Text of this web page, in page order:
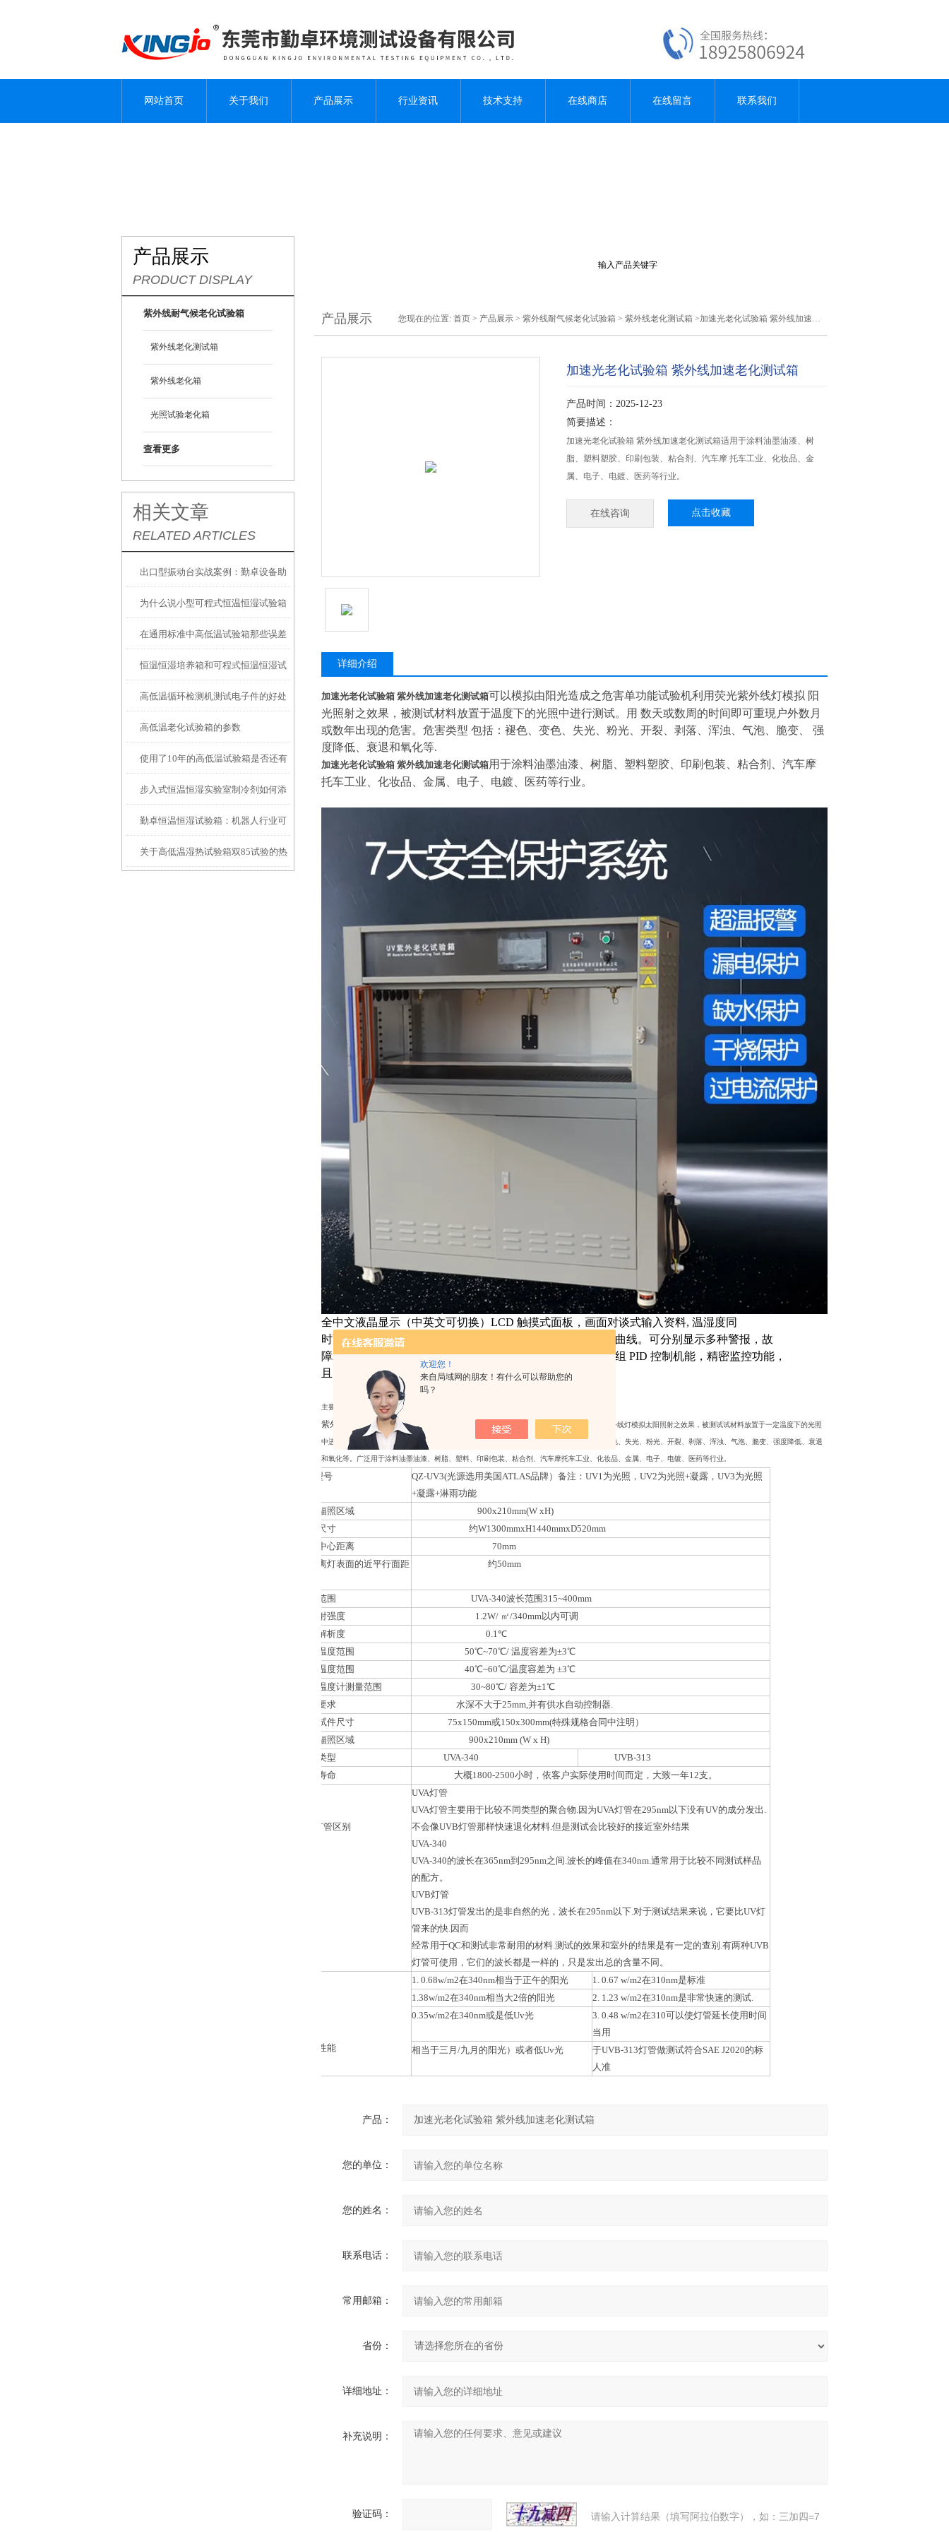
欢迎您！
来自局域网的朋友！有什么可以帮助您的
吗？
网站首页 关于我们 产品展示 行业资讯 技术支持 在线商店 在线留言 联系我们
产品展示
PRODUCT DISPLAY
紫外线耐气候老化试验箱
紫外线老化测试箱
紫外线老化箱
光照试验老化箱
查看更多
相关文章
RELATED ARTICLES
出口型振动台实战案例：勤卓设备助
力马来西亚厂商攻克手机振动测试难
题
为什么说小型可程式恒温恒湿试验箱
更适用于金属组件呢
在通用标准中高低温试验箱那些误差
是允许存在的呢
恒温恒湿培养箱和可程式恒温恒湿试
验箱的区别
高低温循环检测机测试电子件的好处
高低温老化试验箱的参数
使用了10年的高低温试验箱是否还有
维修的意义
步入式恒温恒湿实验室制冷剂如何添
加
勤卓恒温恒湿试验箱：机器人行业可
靠性验证的“隐形引擎”
关于高低温湿热试验箱双85试验的热
产品展示 您现在的位置: 首页 > 产品展示 > 紫外线耐气候老化试验箱 > 紫外线老化测试箱 >加速光老化试验箱 紫外线加速老化测试箱
加速光老化试验箱 紫外线加速老化测试箱
产品时间：2025-12-23
简要描述：
加速光老化试验箱 紫外线加速老化测试箱适用于涂料油墨油漆、树
脂、塑料塑胶、印刷包装、粘合剂、汽车摩 托车工业、化妆品、金
属、电子、电鍍、医药等行业。
在线咨询 点击收藏
详细介绍
加速光老化试验箱 紫外线加速老化测试箱可以模拟由阳光造成之危害单功能试验机利用荧光紫外线灯模拟 阳
光照射之效果，被测试材料放置于温度下的光照中进行测试。用 数天或数周的时间即可重現户外数月
或数年出现的危害。危害类型 包括：褪色、变色、失光、粉光、开裂、剥落、浑浊、气泡、脆变、 强
度降低、衰退和氧化等.
加速光老化试验箱 紫外线加速老化测试箱用于涂料油墨油漆、树脂、塑料塑胶、印刷包装、粘合剂、汽车摩
托车工业、化妆品、金属、电子、电鍍、医药等行业。
全中文液晶显示（中英文可切换）LCD 触摸式面板，画面对谈式输入资料, 温湿度同
时可程式控制,背光灯 17 段可调，曲线显示，设定值/显示值曲线。可分别显示多种警报，故
障发生时可通过屏幕显示故障，消除故障，消除误操作。多组 PID 控制机能，精密监控功能，
且以数据形式显示于屏幕上。
主要用途
紫外加速老化试验机 紫外线老化测试标准 模拟由阳光造成之危害，试验机利用荧光紫外线灯模拟太阳照射之效果，被测试试材料放置于一定温度下的光照
中进行测试用数天或数周的时间即可重现户外数月或数年出现危害。危害类型包括：褪色、变色、失光、粉光、开裂、剥落、浑浊、气泡、脆变、强度降低、衰退
和氧化等。广泛用于涂料油墨油漆、树脂、塑料、印刷包装、粘合剂、汽车摩托车工业、化妆品、金属、电子、电镀、医药等行业。
型号
QZ-UV3(光源选用美国ATLAS品牌）备注：UV1为光照，UV2为光照+凝露，UV3为光照
+凝露+淋雨功能
有效辐照区域
900x210mm(W xH)
外形尺寸
约W1300mmxH1440mmxD520mm
灯的中心距离
70mm
试件离灯表面的近平行面距
约50mm
波长范围
UVA-340波长范围315~400mm
大辐射强度
1.2W/ ㎡/340mm以内可调
温度解析度
0.1℃
光照温度范围
50℃~70℃/ 温度容差为±3℃
冷凝温度范围
40℃~60℃/温度容差为 ±3℃
黑板温度计测量范围
30~80℃/ 容差为±1℃
水槽要求
水深不大于25mm,并有供水自动控制器.
标准试件尺寸
75x150mm或150x300mm(特殊规格合同中注明）
有效辐照区域
900x210mm (W x H)
灯管类型
UVA-340
UVB-313
灯管寿命
大概1800-2500小时，依客户实际使用时间而定，大致一年12支。
灯管区别
UVA灯管
UVA灯管主要用于比较不同类型的聚合物.因为UVA灯管在295nm以下没有UV的成分发出.
不会像UVB灯管那样快速退化材料.但是测试会比较好的接近室外结果
UVA-340
UVA-340的波长在365nm到295nm之间.波长的峰值在340nm.通常用于比较不同测试样品
的配方。
UVB灯管
UVB-313灯管发出的是非自然的光，波长在295nm以下.对于测试结果来说，它要比UV灯
管来的快.因而
经常用于QC和测试非常耐用的材料.测试的效果和室外的结果是有一定的查别.有两种UVB
灯管可使用，它们的波长都是一样的，只是发出总的含量不同。
灯管性能
1. 0.68w/m2在340nm相当于正午的阳光
1. 0.67 w/m2在310nm是标准
1.38w/m2在340nm相当大2倍的阳光
2. 1.23 w/m2在310nm是非常快速的测试.
0.35w/m2在340nm或是低Uv光
3. 0.48 w/m2在310可以使灯管延长使用时间
当用
相当于三月/九月的阳光）或者低Uv光
于UVB-313灯管做测试符合SAE J2020的标
人准
产品：
您的单位：
您的姓名：
联系电话：
常用邮箱：
省份：
详细地址：
补充说明：
验证码： 请输入计算结果（填写阿拉伯数字），如：三加四=7